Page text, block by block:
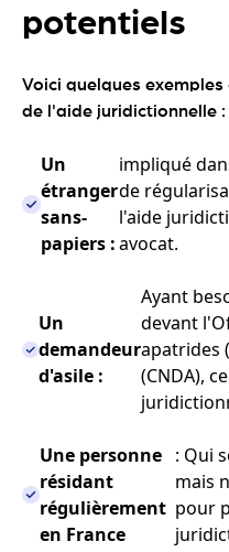
potentiels
Voici quelques
de l'aide juridictionnelle :
Un
étranger
sans-
papiers :
impliqué
de
l'aide
avocat.
Un
demandeur
d'asile :
Ayant
devant
apatrides
(CNDA),
Une personne
résidant
régulièrement
en France
: Qui
mais
pour